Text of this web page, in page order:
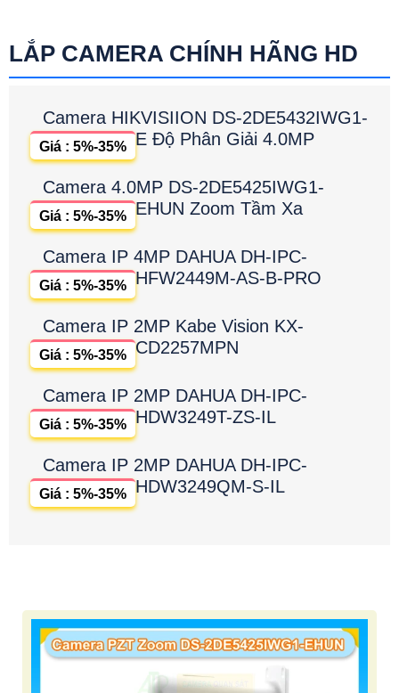
LẮP CAMERA CHÍNH HÃNG HD
Camera HIKVISIION DS-2DE5432IWG1-
E Độ Phân Giải 4.0MP
Giá : 5%-35%
Camera 4.0MP DS-2DE5425IWG1-
EHUN Zoom Tầm Xa
Giá : 5%-35%
Camera IP 4MP DAHUA DH-IPC-
HFW2449M-AS-B-PRO
Giá : 5%-35%
Camera IP 2MP Kabe Vision KX-
CD2257MPN
Giá : 5%-35%
Camera IP 2MP DAHUA DH-IPC-
HDW3249T-ZS-IL
Giá : 5%-35%
Camera IP 2MP DAHUA DH-IPC-
HDW3249QM-S-IL
Giá : 5%-35%